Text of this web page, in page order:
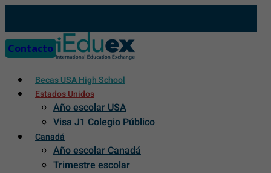
content
Contacto
Becas USA High School
Estados Unidos
Año escolar USA
Visa J1 Colegio Público
Canadá
Año escolar Canadá
Trimestre escolar